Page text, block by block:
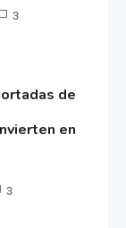
3
de
en
3